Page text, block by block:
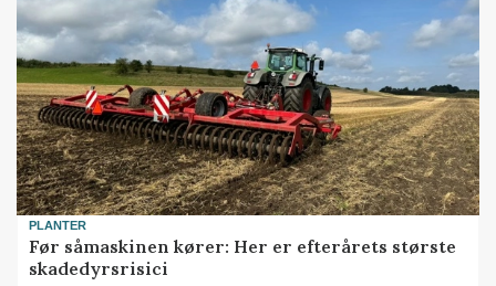
PLANTER
Før såmaskinen kører: Her er efterårets største
skadedyrsrisici